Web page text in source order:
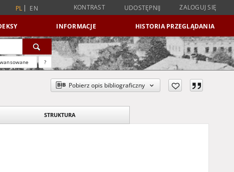
PL EN KONTRAST UDOSTĘPNIJ ZALOGUJ SIĘ
INFORMACJE HISTORIA PRZEGLĄDANIA
?
Pobierz opis bibliograficzny
STRUKTURA